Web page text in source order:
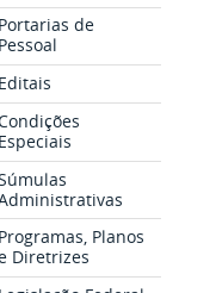
Portarias de
Pessoal
Editais
Especiais
Programas, Planos
Diretrizes